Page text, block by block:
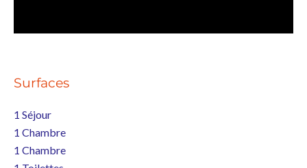
Surfaces
1 Séjour
1 Chambre
1 Chambre